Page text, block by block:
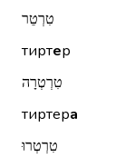
טִרְטֵר
тиртер
טִרְטְרָה
тиртера
טִרְטְרוּ